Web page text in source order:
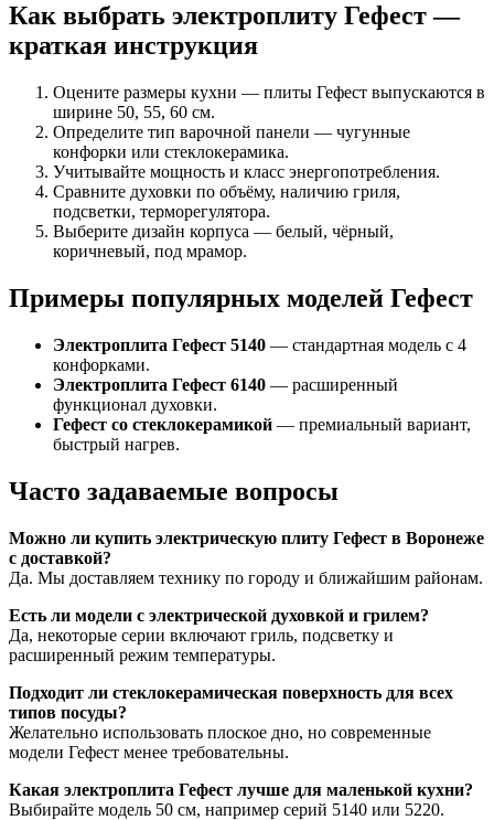
Как выбрать электроплиту Гефест —
краткая инструкция
Оцените размеры кухни — плиты Гефест выпускаются в
ширине 50, 55, 60 см.
Определите тип варочной панели — чугунные
конфорки или стеклокерамика.
Учитывайте мощность и класс энергопотребления.
Сравните духовки по объёму, наличию гриля,
подсветки, терморегулятора.
Выберите дизайн корпуса — белый, чёрный,
коричневый, под мрамор.
Примеры популярных моделей Гефест
Электроплита Гефест 5140 — стандартная модель с 4
конфорками.
Электроплита Гефест 6140 — расширенный
функционал духовки.
Гефест со стеклокерамикой — премиальный вариант,
быстрый нагрев.
Часто задаваемые вопросы
Можно ли купить электрическую плиту Гефест в Воронеже
с доставкой?
Да. Мы доставляем технику по городу и ближайшим районам.
Есть ли модели с электрической духовкой и грилем?
Да, некоторые серии включают гриль, подсветку и
расширенный режим температуры.
Подходит ли стеклокерамическая поверхность для всех
типов посуды?
Желательно использовать плоское дно, но современные
модели Гефест менее требовательны.
Какая электроплита Гефест лучше для маленькой кухни?
Выбирайте модель 50 см, например серий 5140 или 5220.